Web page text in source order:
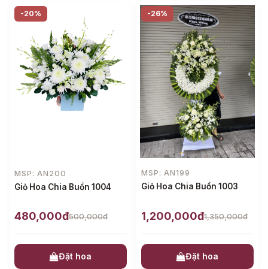
-20%
MSP: AN200
Giỏ Hoa Chia Buồn 1004
480,000đ500,000đ
Đặt hoa
-26%
MSP: AN199
Giỏ Hoa Chia Buồn 1003
1,200,000đ1,350,000đ
Đặt hoa